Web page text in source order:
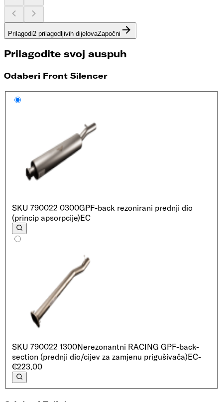
Prilagodi2 prilagodljivih dijelovaZapočni
Prilagodite svoj auspuh
Odaberi Front Silencer
SKU 790022 0300GPF-back rezonirani prednji dio
(princip apsorpcije)EC
SKU 790022 1300Nerezonantni RACING GPF-back-
section (prednji dio/cijev za zamjenu prigušivača)EC-
€223.00